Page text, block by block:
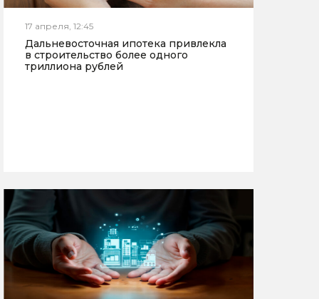
17 апреля, 12:45
Дальневосточная ипотека привлекла
в строительство более одного
триллиона рублей